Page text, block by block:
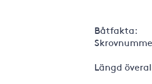
Båtfakta:
Längd